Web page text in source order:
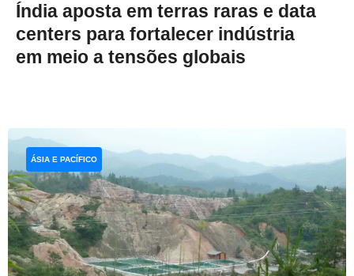
Índia aposta em terras raras e data
centers para fortalecer indústria
em meio a tensões globais
ÁSIA E PACÍFICO